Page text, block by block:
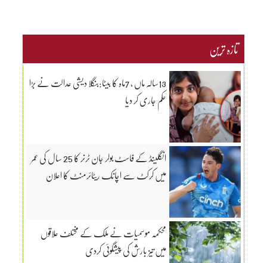
تازہ ترین
13سالہ ماں ، 7ماہ کا بیٹا:بنگلا دیشی عدالت نے بڑا
حکم جاری کر دیا
انگلینڈ کے فاسٹ بولر جان ٹرنر کا 25 سال کی عمر
میں کرکٹ سے اچانک ریٹائرمنٹ کا اعلان
محکمہ موسمیات نے ملک کے مختلف علاقوں
میں تیز بارش کی پیشگوئی کردی